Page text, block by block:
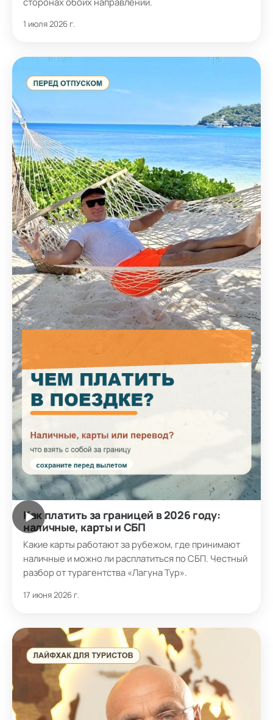
1 июля 2026 г.
▶
Как платить за границей в 2026 году:
наличные, карты и СБП
Какие карты работают за рубежом, где принимают
наличные и можно ли расплатиться по СБП. Честный
разбор от турагентства «Лагуна Тур».
17 июня 2026 г.